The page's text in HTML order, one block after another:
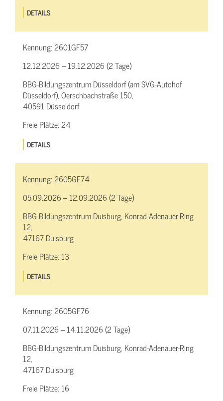
DETAILS
Kennung:2601GF57
12.12.2026 – 19.12.2026 (2 Tage)
BBG-Bildungszentrum Düsseldorf (am SVG-Autohof
Düsseldorf), Oerschbachstraße 150,
40591 Düsseldorf
Freie Plätze:24
DETAILS
Kennung:2605GF74
05.09.2026 – 12.09.2026 (2 Tage)
BBG-Bildungszentrum Duisburg, Konrad-Adenauer-Ring
12,
47167 Duisburg
Freie Plätze: 13
DETAILS
Kennung:2605GF76
07.11.2026 – 14.11.2026 (2 Tage)
BBG-Bildungszentrum Duisburg, Konrad-Adenauer-Ring
12,
47167 Duisburg
Freie Plätze: 16